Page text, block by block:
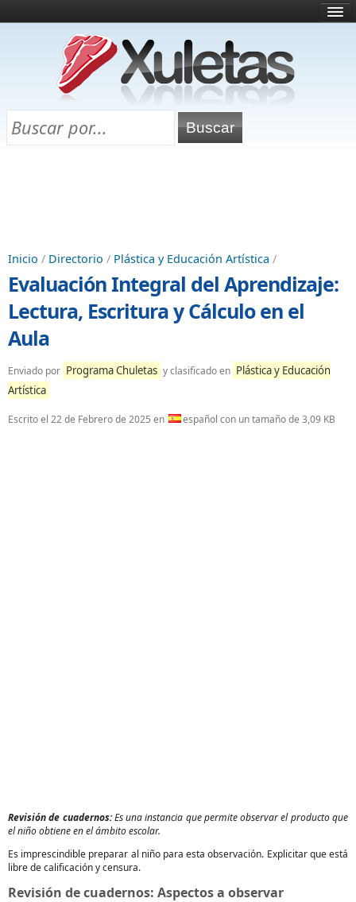
¿Qué es esto?
Directorio
Chuletas para exámenes
Inicio / Directorio / Plástica y Educación Artística /
Evaluación Integral del Aprendizaje:
Lectura, Escritura y Cálculo en el
Aula
Enviado por Programa Chuletas y clasificado en Plástica y Educación
Artística
Escrito el 22 de Febrero de 2025 en español con un tamaño de 3,09 KB
Revisión de cuadernos:Es una instancia que permite observar el producto que
el niño obtiene en el ámbito escolar.
Es imprescindible preparar al niño para esta observación. Explicitar que está
libre de calificación y censura.
Revisión de cuadernos: Aspectos a observar